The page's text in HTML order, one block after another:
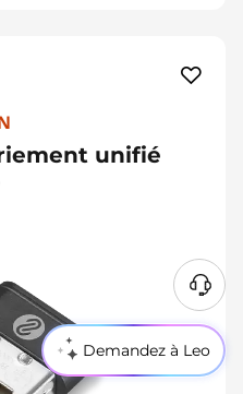
Demandez à Leo
unifié
B
e
s
o